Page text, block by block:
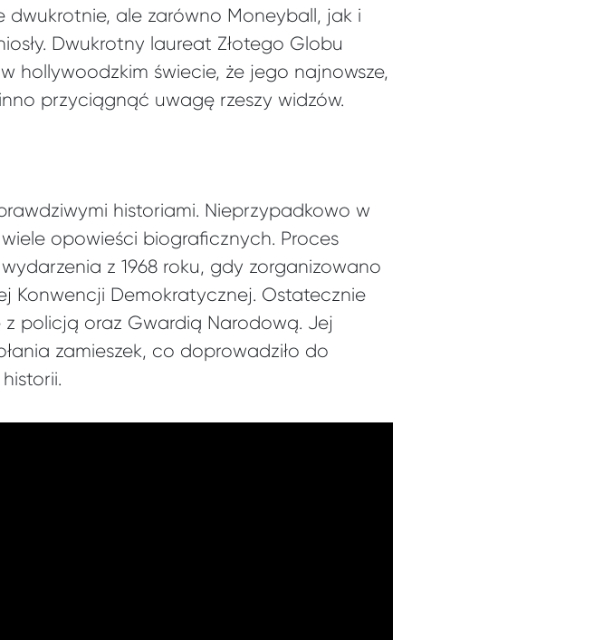
dwukrotnie, ale zarówno Moneyball, jak i
Dwukrotny laureat Złotego Globu
hollywoodzkim świecie, że jego najnowsze,
przyciągnąć uwagę rzeszy widzów.
historiami. Nieprzypadkowo w
opowieści biograficznych. Proces
z 1968 roku, gdy zorganizowano
Konwencji Demokratycznej. Ostatecznie
policją oraz Gwardią Narodową. Jej
zamieszek, co doprowadziło do